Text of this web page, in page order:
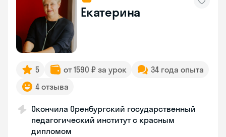
Екатерина
5 от 1590 ₽ за урок
34 года опыта
4 отзыва
Окончила Оренбургский государственный
педагогический институт с красным
дипломом